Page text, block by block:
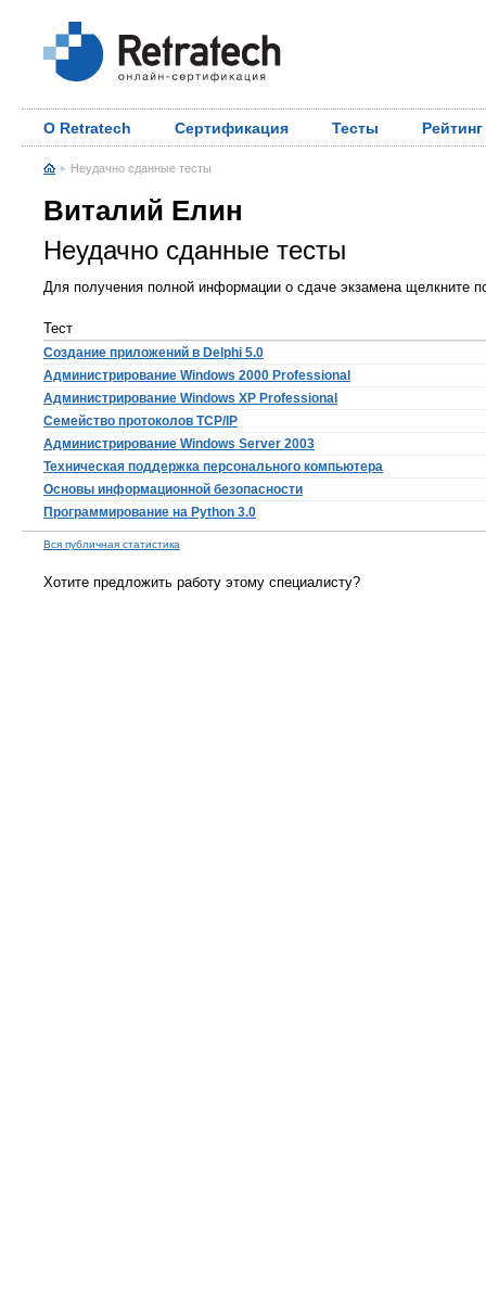
О Retratech Сертификация Тесты Рейтинг
Неудачно сданные тесты
Виталий Елин
Неудачно сданные тесты
Для получения полной информации о сдаче экзамена щелкните
Тест
Создание приложений в Delphi 5.0
Администрирование Windows 2000 Professional
Администрирование Windows XP Professional
Семейство протоколов TCP/IP
Администрирование Windows Server 2003
Техническая поддержка персонального компьютера
Основы информационной безопасности
Программирование на Python 3.0
Вся публичная статистика
Хотите предложить работу этому специалисту?